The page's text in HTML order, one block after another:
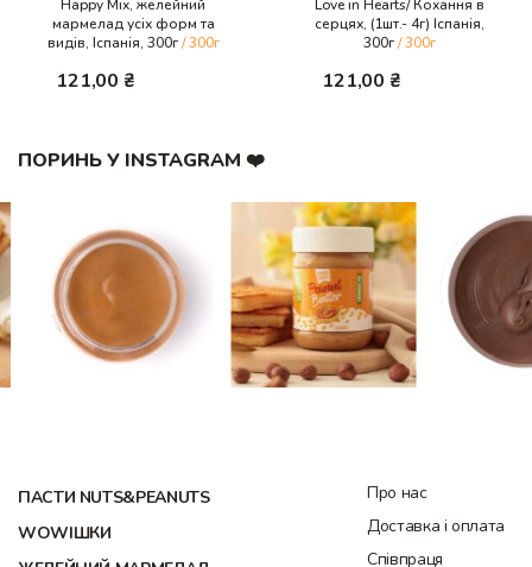
Happy Mix, желейний
мармелад усіх форм та
видів, Іспанія, 300г / 300г
121,00₴
Love in Hearts/ Кохання в
серцях, (1шт.- 4г) Іспанія,
300г / 300г
121,00₴
ПОРИНЬ У INSTAGRAM ❤️
ПАСТИ NUTS&PEANUTS
WOWІШКИ
Про нас
Доставка і оплата
Співпраця